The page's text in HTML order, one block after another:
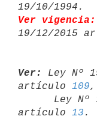
Ver vigencia:
19/12/2015
Ver:
Ley Nº
artículo 109,
artículo 13